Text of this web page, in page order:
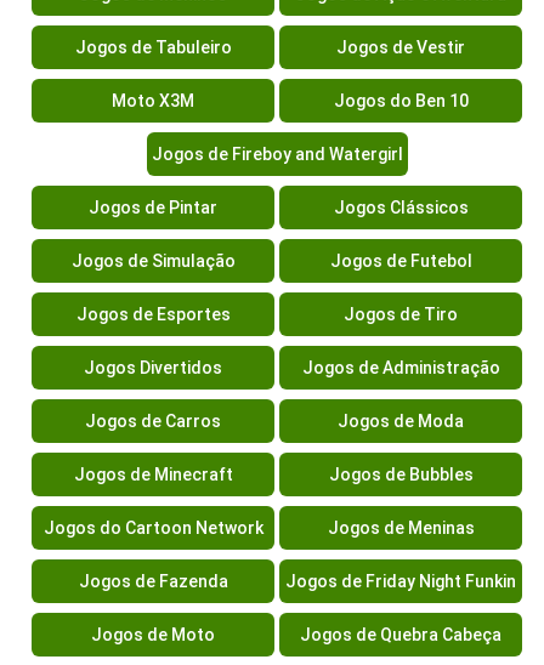
Jogos de Tabuleiro Jogos de Vestir
Moto X3M Jogos do Ben 10
Jogos de Fireboy and Watergirl
Jogos de Pintar Jogos Clássicos
Jogos de Simulação Jogos de Futebol
Jogos de Esportes Jogos de Tiro
Jogos Divertidos Jogos de Administração
Jogos de Carros Jogos de Moda
Jogos de Minecraft Jogos de Bubbles
Jogos do Cartoon Network Jogos de Meninas
Jogos de Fazenda Jogos de Friday Night Funkin
Jogos de Moto Jogos de Quebra Cabeça